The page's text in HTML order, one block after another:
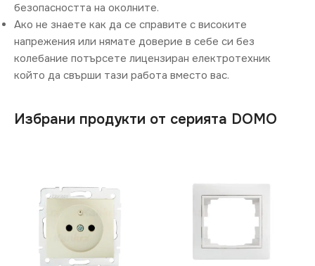
безопасността на околните.
Ако не знаете как да се справите с високите
напрежения или нямате доверие в себе си без
колебание потърсете лицензиран електротехник
който да свърши тази работа вместо вас.
Избрани продукти от серията DOMO